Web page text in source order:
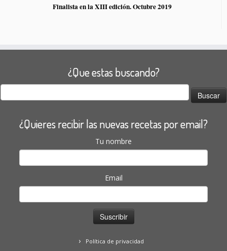
Finalista en la XIII edición. Octubre 2019
¿Que estas buscando?
Buscar:
¿Quieres recibir las nuevas recetas por email?
Tu nombre
Email
Política de privacidad